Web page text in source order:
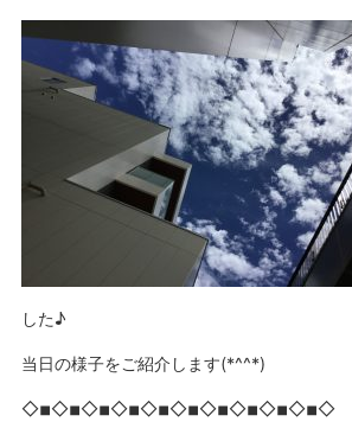
した♪
当日の様子をご紹介します(*^^*)
◇◾︎◇◾︎◇◾︎◇◾︎◇◾︎◇◾︎◇◾︎◇◾︎◇◾︎◇◾︎◇